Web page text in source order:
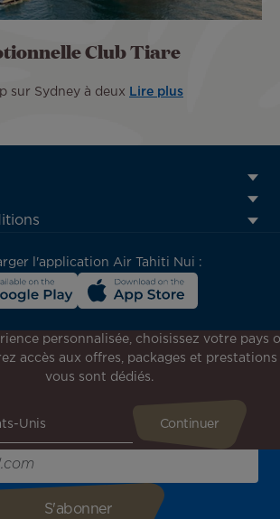
Club Tiare
sur Sydney à deux Lire plus
l'application Air Tahiti Nui :
notre newsletter !
première toutes nos offres spéciales et
votre prochain voyage !
e-mail ici
personnalisée, choisissez votre pays
accès aux offres, packages et prestations
vous sont dédiés.